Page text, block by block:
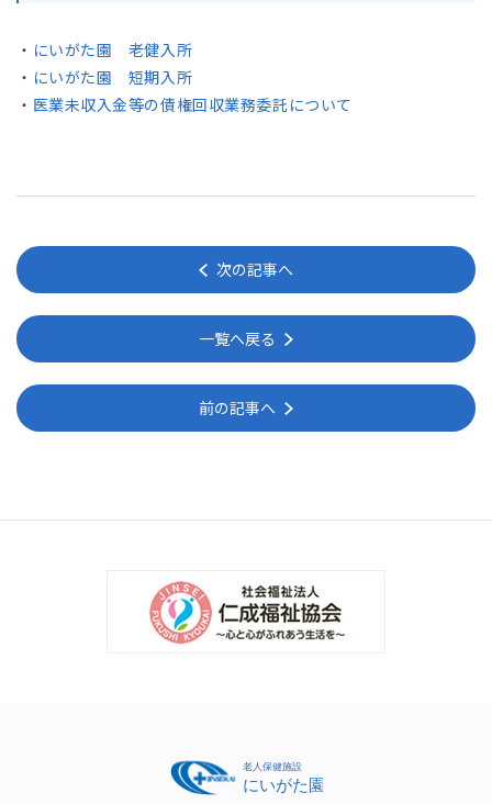
・ にいがた園 老健入所
・ にいがた園 短期入所
・ 医業未収入金等の債権回収業務委託について
次の記事へ
一覧へ戻る
前の記事へ